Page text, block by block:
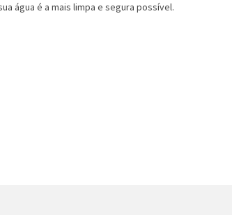
água é a mais limpa e segura possível.